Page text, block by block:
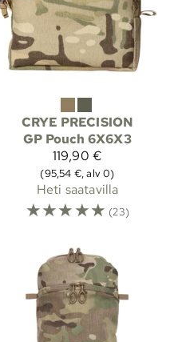
CRYE PRECISION
GP Pouch 6X6X3
119,90 €
(95,54 €, alv 0)
Heti saatavilla
☆☆☆☆☆ (23)